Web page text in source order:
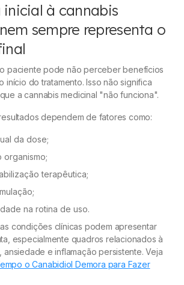
inicial à cannabis
sempre representa o
o paciente pode não perceber benefícios
início do tratamento. Isso não significa
a cannabis medicinal "não funciona".
dependem de fatores como:
da dose;
organismo;
terapêutica;
na rotina de uso.
condições clínicas podem apresentar
especialmente quadros relacionados à
e inflamação persistente. Veja
o Canabidiol Demora para Fazer